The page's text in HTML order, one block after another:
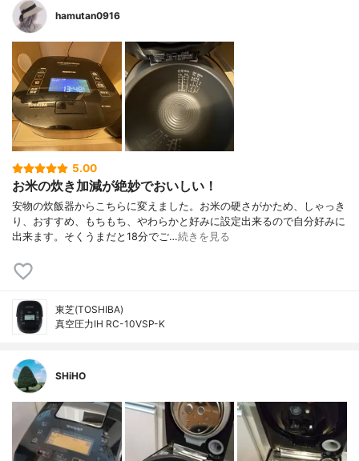
hamutan0916
5.00
お米の炊き加減が絶妙でおいしい！
安物の炊飯器からこちらに変えました。お米の硬さがかため、しゃっき
り、おすすめ、もちもち、やわらかと好みに設定出来るので自分好みに
出来ます。そくうまだと18分でご…続きを見る
東芝(TOSHIBA)
真空圧力IH RC-10VSP-K
SHiHO